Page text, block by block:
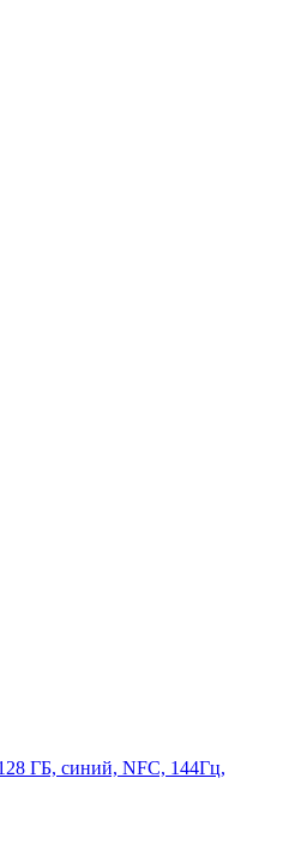
ГБ, синий, NFC, 144Гц,